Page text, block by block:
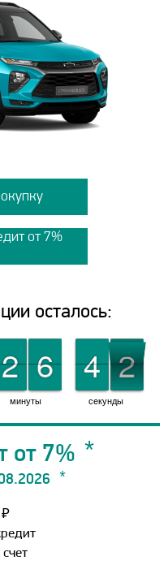
от 7%
от 7%
₽
осталось:
минуты
0
0
2
2 0
0
6
6
секунды
1
1
4
4 1
1
0